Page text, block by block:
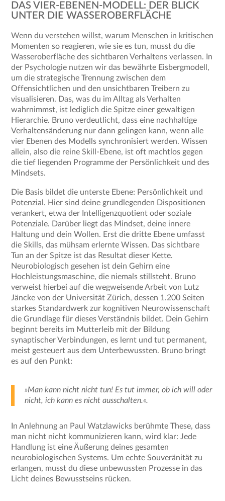
DAS VIER-EBENEN-MODELL: DER BLICK
UNTER DIE WASSEROBERFLÄCHE
Wenn du verstehen willst, warum Menschen in kritischen
Momenten so reagieren, wie sie es tun, musst du die
Wasseroberfläche des sichtbaren Verhaltens verlassen. In
der Psychologie nutzen wir das bewährte Eisbergmodell,
um die strategische Trennung zwischen dem
Offensichtlichen und den unsichtbaren Treibern zu
visualisieren. Das, was du im Alltag als Verhalten
wahrnimmst, ist lediglich die Spitze einer gewaltigen
Hierarchie. Bruno verdeutlicht, dass eine nachhaltige
Verhaltensänderung nur dann gelingen kann, wenn alle
vier Ebenen des Modells synchronisiert werden. Wissen
allein, also die reine Skill-Ebene, ist oft machtlos gegen
die tief liegenden Programme der Persönlichkeit und des
Mindsets.
Die Basis bildet die unterste Ebene: Persönlichkeit und
Potenzial. Hier sind deine grundlegenden Dispositionen
verankert, etwa der Intelligenzquotient oder soziale
Potenziale. Darüber liegt das Mindset, deine innere
Haltung und dein Wollen. Erst die dritte Ebene umfasst
die Skills, das mühsam erlernte Wissen. Das sichtbare
Tun an der Spitze ist das Resultat dieser Kette.
Neurobiologisch gesehen ist dein Gehirn eine
Hochleistungsmaschine, die niemals stillsteht. Bruno
verweist hierbei auf die wegweisende Arbeit von Lutz
Jäncke von der Universität Zürich, dessen 1.200 Seiten
starkes Standardwerk zur kognitiven Neurowissenschaft
die Grundlage für dieses Verständnis bildet. Dein Gehirn
beginnt bereits im Mutterleib mit der Bildung
synaptischer Verbindungen, es lernt und tut permanent,
meist gesteuert aus dem Unterbewussten. Bruno bringt
es auf den Punkt:
»Man kann nicht nicht tun! Es tut immer, ob ich will oder
nicht, ich kann es nicht ausschalten.«.
In Anlehnung an Paul Watzlawicks berühmte These, dass
man nicht nicht kommunizieren kann, wird klar: Jede
Handlung ist eine Äußerung deines gesamten
neurobiologischen Systems. Um echte Souveränität zu
erlangen, musst du diese unbewussten Prozesse in das
Licht deines Bewusstseins rücken.